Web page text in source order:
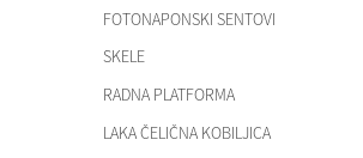
FOTONAPONSKI SENTOVI
SKELE
RADNA PLATFORMA
LAKA ČELIČNA KOBILJICA